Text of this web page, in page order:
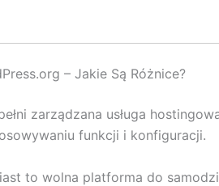
– Jakie Są Różnice?
zarządzana usługa
funkcji i konfiguracji.
to wolna platforma do